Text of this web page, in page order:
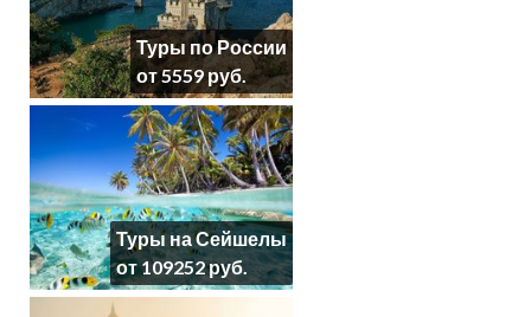
Туры по России
от 5559 руб.
Туры на Сейшелы
от 109252 руб.